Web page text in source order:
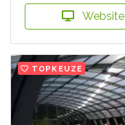
Website
TOPKEUZE